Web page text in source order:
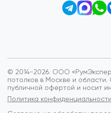
© 2014-2026. ООО
потолков в Москве и области.
публичной офертой и носит
Политика конфиденциальности